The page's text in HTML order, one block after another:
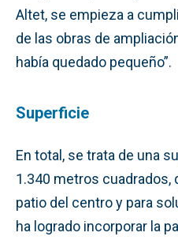
Altet, se empieza a
de las obras de
había quedado pequeño”.
Superficie
En total, se trata de una
1.340 metros cuadrados,
patio del centro y para
ha logrado incorporar la